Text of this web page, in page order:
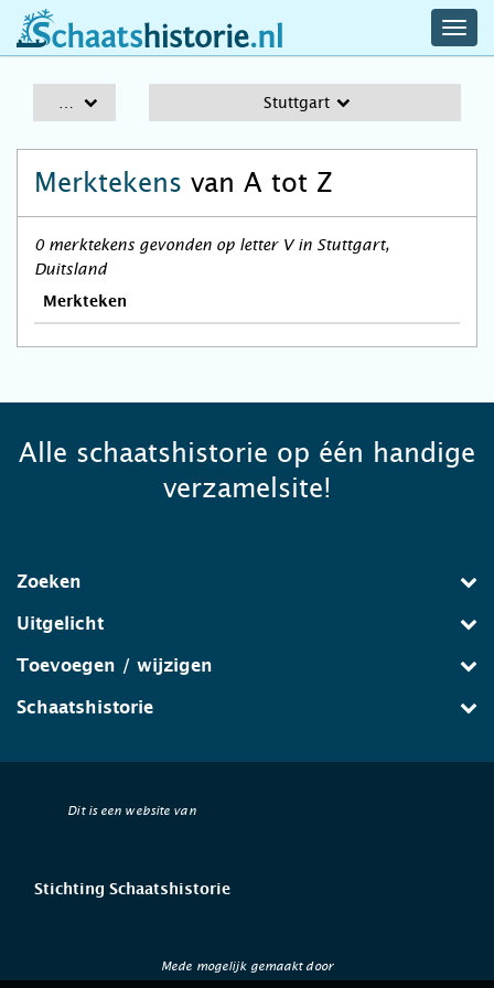
schaatshistorie.nl
Stuttgart
Merktekens van A tot Z
0 merktekens gevonden op letter V in Stuttgart,
Duitsland
Merkteken
Alle schaatshistorie op één handige
verzamelsite!
Zoeken
Uitgelicht
Toevoegen / wijzigen
Schaatshistorie
Dit is een website van
Stichting Schaatshistorie
Mede mogelijk gemaakt door